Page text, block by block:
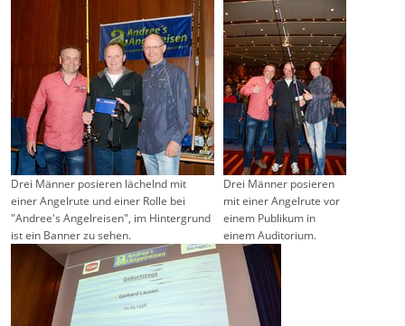
Drei Männer posieren lächelnd mit
einer Angelrute und einer Rolle bei
"Andree's Angelreisen", im Hintergrund
ist ein Banner zu sehen.
Drei Männer posieren
mit einer Angelrute vor
einem Publikum in
einem Auditorium.